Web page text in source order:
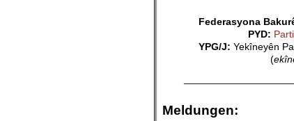
Federasyona
PYD:
YPG/J: Yekîneyên
(
Meldungen: